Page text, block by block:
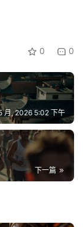
0 0
月, 2026 5:02 下午
下一篇